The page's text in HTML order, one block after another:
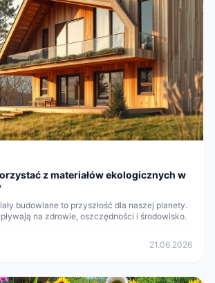
z materiałów ekologicznych w
budowlane to przyszłość dla naszej planety.
na zdrowie, oszczędności i środowisko.
21.06.2026